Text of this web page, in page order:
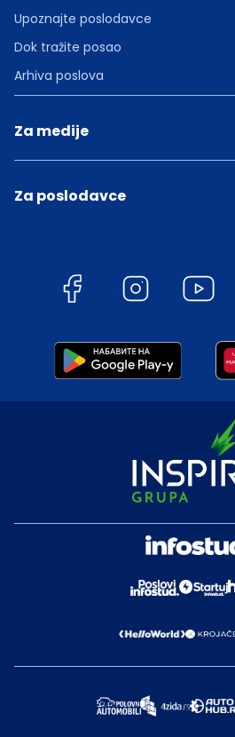
Upoznajte poslodavce
Dok tražite posao
Arhiva poslova
Za medije
Za poslodavce